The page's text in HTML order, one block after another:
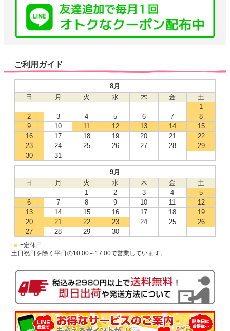
ご利用ガイド
8月
日
月 火 水 木 金
土
1
2
3 4 5 6 7
8
9
10 11 12 13 14
15
16
17 18 19 20 21
22
23
24 25 26 27 28
29
30
31
9月
日
月 火 水 木 金
土
1
2 3 4
5
6
7 8 9 10 11
12
13
14 15 16 17 18
19
20
21 22 23 24 25
26
27
28 29 30
■ =定休日
土日祝日を除く平日の10:00～17:00で営業しています。